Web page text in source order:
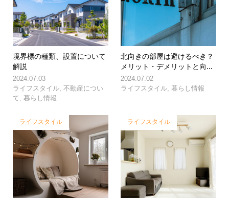
境界標の種類、設置について
解説
2024.07.03
ライフスタイル, 不動産につい
て, 暮らし情報
北向きの部屋は避けるべき？
メリット・デメリットと向...
2024.07.02
ライフスタイル,暮らし情報
ライフスタイル ライフスタイル